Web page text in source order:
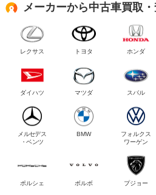
メーカーから中古車買取
レクサス トヨタ ホンダ
ダイハツ マツダ スバル
メルセデス
・ベンツ
BMW
フォルクス
ワーゲン
ポルシェ ボルボ プジョー